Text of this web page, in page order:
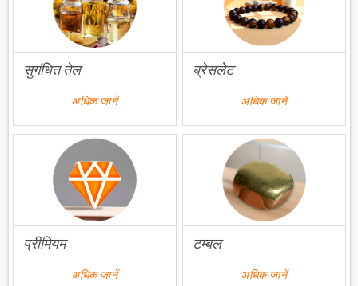
सुगंधित तेल
अधिक जानें
ब्रेसलेट
अधिक जानें
प्रीमियम
अधिक जानें
टम्बल
अधिक जानें